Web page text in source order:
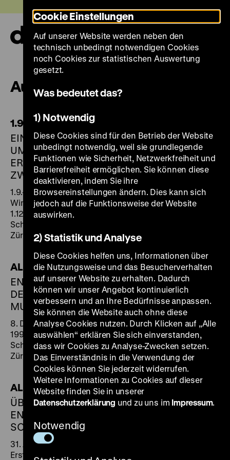
zum
Seiteninhalt
springen
Ausstellungen 1989
1.9.39
EIN VERSUCH ÜBER DEN
UMGANG MIT
ERINNERUNG AN DEN
ZWEITEN WELTKRIEG
1.9.-1.10. 1989
Windscheidstraße, Berlin
1.12.89-18.02.90
Schweizerisches Landesmuseum,
Zürich
ALDO ROSSI
ENTWÜRFE FÜR DAS
DEUTSCHE HISTORISCHE
MUSEUM
8. Dezember 1989 bis 18. Februar
1990
Schweizerisches Landesmuseum,
Zürich
ALDO ROSSI
ÜBERARBEITETE
ENTWURFSPLANUNG
SOMMER 1989
31. August bis 22. September 1989
Erstpräsentation, Galerie Aedes,
Cookie Einstellungen
Auf unserer Website werden neben den
technisch unbedingt notwendigen Cookies
noch Cookies zur statistischen Auswertung
gesetzt.
Was bedeutet das?
1) Notwendig
Diese Cookies sind für den Betrieb der Website
unbedingt notwendig, weil sie grundlegende
Funktionen wie Sicherheit, Netzwerkfreiheit und
Barrierefreiheit ermöglichen. Sie können diese
deaktivieren, indem Sie ihre
Browsereinstellungen ändern. Dies kann sich
jedoch auf die Funktionsweise der Website
auswirken.
2) Statistik und Analyse
Diese Cookies helfen uns, Informationen über
die Nutzungsweise und das Besucherverhalten
auf unserer Website zu erhalten. Dadurch
können wir unser Angebot kontinuierlich
verbessern und an Ihre Bedürfnisse anpassen.
Sie können die Website auch ohne diese
Analyse Cookies nutzen. Durch Klicken auf „Alle
auswählen“ erklären Sie sich einverstanden,
dass wir Cookies zu Analyse-Zwecken setzen.
Das Einverständnis in die Verwendung der
Cookies können Sie jederzeit widerrufen.
Weitere Informationen zu Cookies auf dieser
Website finden Sie in unserer
Datenschutzerklärung und zu uns im Impressum.
Notwendig